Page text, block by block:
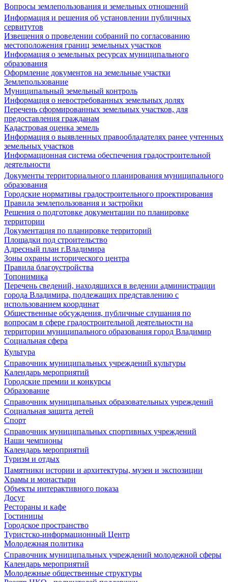
Вопросы землепользования и земельных отношений
Информация и решения об установлении публичных
сервитутов
Извещения о проведении собраний по согласованию
местоположения границ земельных участков
Информация о земельных ресурсах муниципального
образования
Оформление документов на земельные участки
Землепользование
Муниципальный земельный контроль
Информация о невостребованных земельных долях
Перечень сформированных земельных участков, для
предоставления гражданам
Кадастровая оценка земель
Информация о выявленных правообладателях ранее учтенных
земельных участков
Информационная система обеспечения градостроительной
деятельности
Документы территориального планирования муниципального
образования
Городские нормативы градостроительного проектирования
Правила землепользования и застройки
Решения о подготовке документации по планировке
территории
Документация по планировке территорий
Площадки под строительство
Адресный план г.Владимира
Зоны охраны исторического центра
Правила благоустройства
Топонимика
Перечень сведений, находящихся в ведении администрации
города Владимира, подлежащих представлению с
использованием координат
Общественные обсуждения, публичные слушания по
вопросам в сфере градостроительной деятельности на
территории муниципального образования город Владимир
Социальная сфера
Культура
Справочник муниципальных учреждений культуры
Календарь мероприятий
Городские премии и конкурсы
Образование
Справочник муниципальных образовательных учреждений
Социальная защита детей
Спорт
Справочник муниципальных спортивных учреждений
Наши чемпионы
Календарь мероприятий
Туризм и отдых
Памятники истории и архитектуры, музеи и экспозиции
Храмы и монастыри
Объекты интерактивного показа
Досуг
Рестораны и кафе
Гостиницы
Городское пространство
Туристско-информационный Центр
Молодежная политика
Справочник муниципальных учреждений молодежной сферы
Календарь мероприятий
Молодежные общественные структуры